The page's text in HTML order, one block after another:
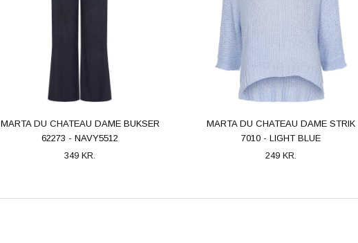
MARTA DU CHATEAU DAME BUKSER
62273 - NAVY5512
349 KR.
MARTA DU CHATEAU DAME STRIK
7010 - LIGHT BLUE
249 KR.